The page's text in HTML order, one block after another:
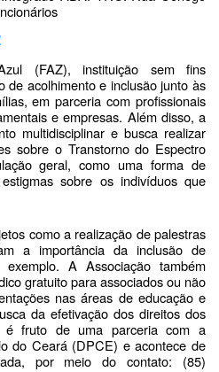
(FAZ), instituição sem fins
de acolhimento e inclusão junto às
em parceria com profissionais
e empresas. Além disso, a
multidisciplinar e busca realizar
sobre o Transtorno do Espectro
geral, como uma forma de
sobre os indivíduos que
como a realização de palestras
a importância da inclusão de
A Associação também
gratuito para associados ou não
nas áreas de educação e
da efetivação dos direitos dos
é fruto de uma parceria com a
do Ceará (DPCE) e acontece de
por meio do contato: (85)